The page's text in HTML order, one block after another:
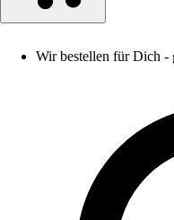
Wir bestellen für Dich -